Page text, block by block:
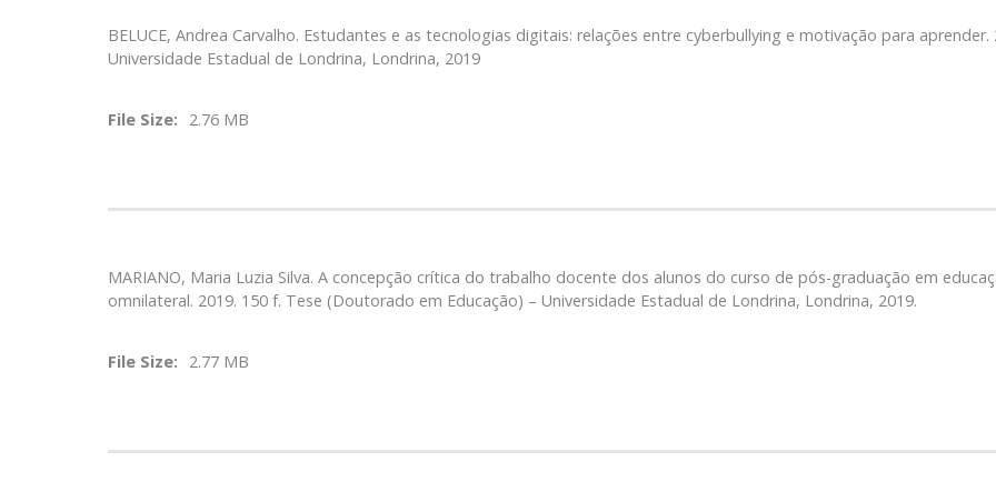
BELUCE, Andrea Carvalho. Estudantes e as tecnologias digitais: relações entre cyberbullying e motivação para
Universidade Estadual de Londrina, Londrina, 2019
File Size: 2.76 MB
MARIANO, Maria Luzia Silva. A concepção crítica do trabalho docente dos alunos do curso de pós-graduação em
omnilateral. 2019. 150 f. Tese (Doutorado em Educação) – Universidade Estadual de Londrina, Londrina, 2019.
File Size: 2.77 MB